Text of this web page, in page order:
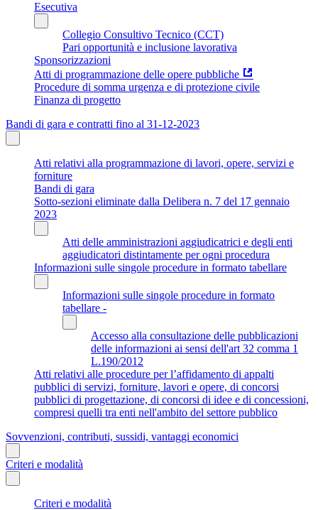
Esecutiva
Collegio Consultivo Tecnico (CCT)
Pari opportunità e inclusione lavorativa
Sponsorizzazioni
Atti di programmazione delle opere pubbliche
Procedure di somma urgenza e di protezione civile
Finanza di progetto
Bandi di gara e contratti fino al 31-12-2023
Atti relativi alla programmazione di lavori, opere, servizi e
forniture
Bandi di gara
Sotto-sezioni eliminate dalla Delibera n. 7 del 17 gennaio
2023
Atti delle amministrazioni aggiudicatrici e degli enti
aggiudicatori distintamente per ogni procedura
Informazioni sulle singole procedure in formato tabellare
Informazioni sulle singole procedure in formato
tabellare -
Accesso alla consultazione delle pubblicazioni
delle informazioni ai sensi dell'art 32 comma 1
L.190/2012
Atti relativi alle procedure per l’affidamento di appalti
pubblici di servizi, forniture, lavori e opere, di concorsi
pubblici di progettazione, di concorsi di idee e di concessioni,
compresi quelli tra enti nell'ambito del settore pubblico
Sovvenzioni, contributi, sussidi, vantaggi economici
Criteri e modalità
Criteri e modalità